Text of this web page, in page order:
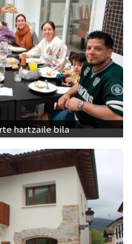
hartzaile bila